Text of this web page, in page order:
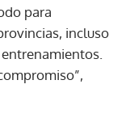
para
incluso